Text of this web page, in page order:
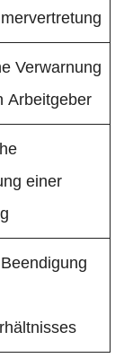
Verwarnung
Arbeitgeber
einer